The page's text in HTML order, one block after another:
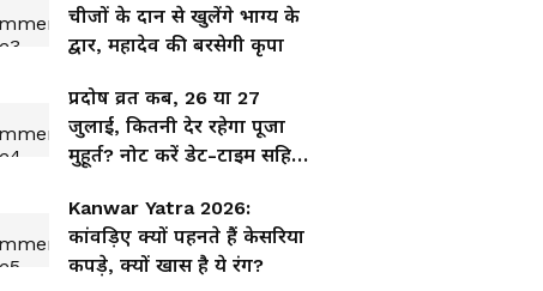
चीजों के दान से खुलेंगे भाग्य के
द्वार, महादेव की बरसेगी कृपा
प्रदोष व्रत कब, 26 या 27
जुलाई, कितनी देर रहेगा पूजा
मुहूर्त? नोट करें डेट-टाइम सहित
Kanwar Yatra 2026:
कांवड़िए क्यों पहनते हैं केसरिया
कपड़े, क्यों खास है ये रंग?